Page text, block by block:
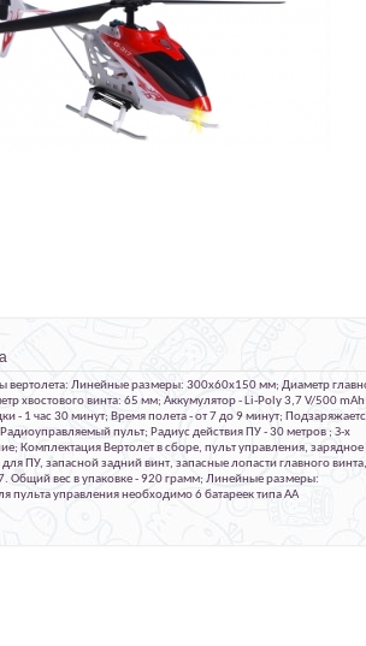
вертолета: Линейные размеры: 300x60x150 мм; Диаметр
хвостового винта: 65 мм; Аккумулятор - Li-Poly 3,7 V/500
- 1 час 30 минут; Время полета - от 7 до 9 минут;
пульт; Радиус действия ПУ - 30 метров ; З-х
Комплектация Вертолет в сборе, пульт управления, зарядное
для ПУ, запасной задний винт, запасные лопасти главного винта,
Общий вес в упаковке - 920 грамм; Линейные размеры:
пульта управления необходимо 6 батареек типа АА